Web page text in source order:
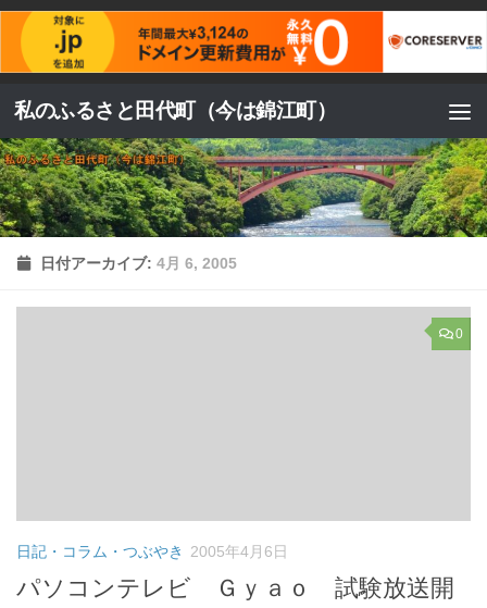
コンテンツへスキップ
私のふるさと田代町（今は錦江町）
日付アーカイブ: 4月 6, 2005
0
日記・コラム・つぶやき 2005年4月6日
パソコンテレビ Ｇｙａｏ 試験放送開